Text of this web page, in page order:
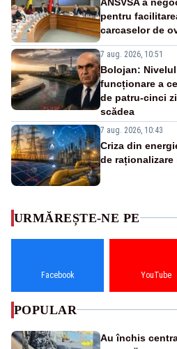
pentru
carcaselor de
7 aug. 2026, 10:51
Bolojan:
funcționare a
de patru-cinci
scădea
7 aug. 2026, 10:43
Criza din
de raționalizare
URMĂREȘTE-NE PE
Facebook YouTube
POPULAR
Au închis